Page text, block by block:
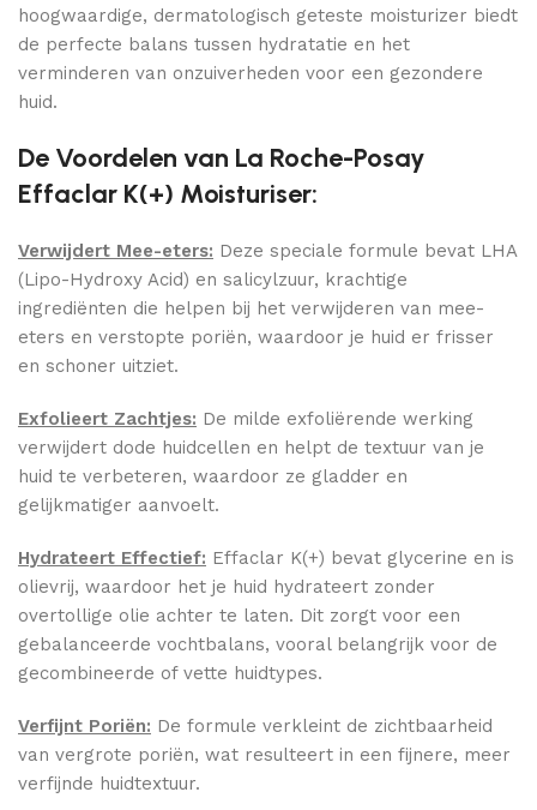
hoogwaardige, dermatologisch geteste moisturizer biedt
de perfecte balans tussen hydratatie en het
verminderen van onzuiverheden voor een gezondere
huid.
De Voordelen van La Roche-Posay
Effaclar K(+) Moisturiser:
Verwijdert Mee-eters: Deze speciale formule bevat LHA
(Lipo-Hydroxy Acid) en salicylzuur, krachtige
ingrediënten die helpen bij het verwijderen van mee-
eters en verstopte poriën, waardoor je huid er frisser
en schoner uitziet.
Exfolieert Zachtjes: De milde exfoliërende werking
verwijdert dode huidcellen en helpt de textuur van je
huid te verbeteren, waardoor ze gladder en
gelijkmatiger aanvoelt.
Hydrateert Effectief: Effaclar K(+) bevat glycerine en is
olievrij, waardoor het je huid hydrateert zonder
overtollige olie achter te laten. Dit zorgt voor een
gebalanceerde vochtbalans, vooral belangrijk voor de
gecombineerde of vette huidtypes.
Verfijnt Poriën: De formule verkleint de zichtbaarheid
van vergrote poriën, wat resulteert in een fijnere, meer
verfijnde huidtextuur.